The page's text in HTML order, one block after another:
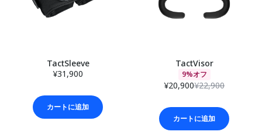
TactSleeve
¥31,900
カートに追加
TactVisor
9%オフ
¥20,900¥22,900
カートに追加